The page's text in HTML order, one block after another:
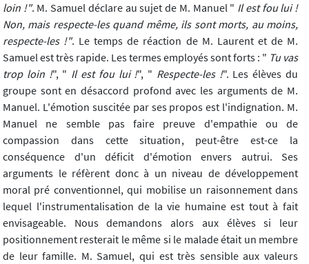
loin !". M. Samuel déclare au sujet de M. Manuel " Il est fou lui !
Non, mais respecte-les quand même, ils sont morts, au moins,
respecte-les !". Le temps de réaction de M. Laurent et de M.
Samuel est très rapide. Les termes employés sont forts : " Tu vas
trop loin !", " Il est fou lui !", " Respecte-les !". Les élèves du
groupe sont en désaccord profond avec les arguments de M.
Manuel. L'émotion suscitée par ses propos est l'indignation. M.
Manuel ne semble pas faire preuve d'empathie ou de
compassion dans cette situation, peut-être est-ce la
conséquence d'un déficit d'émotion envers autrui. Ses
arguments le réfèrent donc à un niveau de développement
moral pré conventionnel, qui mobilise un raisonnement dans
lequel l'instrumentalisation de la vie humaine est tout à fait
envisageable. Nous demandons alors aux élèves si leur
positionnement resterait le même si le malade était un membre
de leur famille. M. Samuel, qui est très sensible aux valeurs